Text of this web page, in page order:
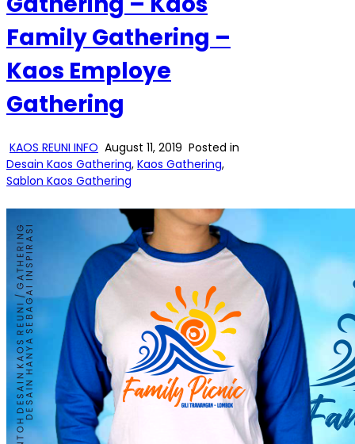
Family Gathering –
Kaos Employe
Gathering
KAOS REUNI INFO August 11, 2019 Posted in
Desain Kaos Gathering, Kaos Gathering,
Sablon Kaos Gathering